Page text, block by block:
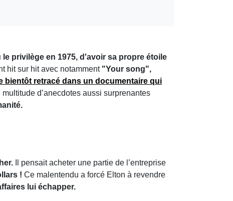
privilège en 1975, d'avoir sa propre étoile
hit sur hit avec notamment "Your song",
bientôt retracé dans un documentaire qui
d’anecdotes aussi surprenantes
Il pensait acheter une partie de l’entreprise
! Ce malentendu a forcé Elton à revendre
lui échapper.